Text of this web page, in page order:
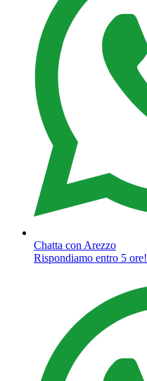
Chatta con Arezzo
Rispondiamo entro 5 ore!